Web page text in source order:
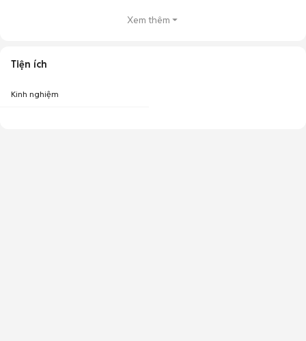
Xem thêm
Tiện ích
Kinh nghiệm